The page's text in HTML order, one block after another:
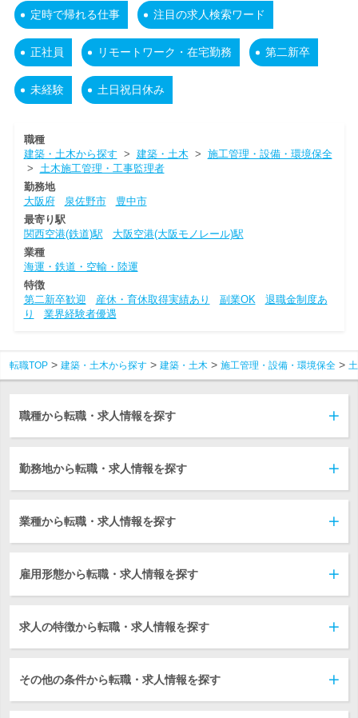
定時で帰れる仕事 注目の求人検索ワード
正社員 リモートワーク・在宅勤務 第二新卒
未経験 土日祝日休み
職種
建築・土木から探す > 建築・土木 > 施工管理・設備・環境保全
> 土木施工管理・工事監理者
勤務地
大阪府
泉佐野市
豊中市
最寄り駅
関西空港(鉄道)駅
大阪空港(大阪モノレール)駅
業種
海運・鉄道・空輸・陸運
特徴
第二新卒歓迎
産休・育休取得実績あり 副業OK
退職金制度あ
り
業界経験者優遇
転職TOP 建築・土木から探す 建築・土木 施工管理・設備・環境保全
職種から転職・求人情報を探す
勤務地から転職・求人情報を探す
業種から転職・求人情報を探す
雇用形態から転職・求人情報を探す
求人の特徴から転職・求人情報を探す
その他の条件から転職・求人情報を探す